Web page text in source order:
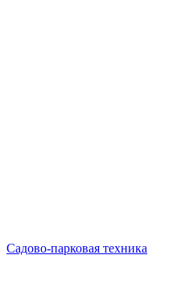
Садово-парковая техника